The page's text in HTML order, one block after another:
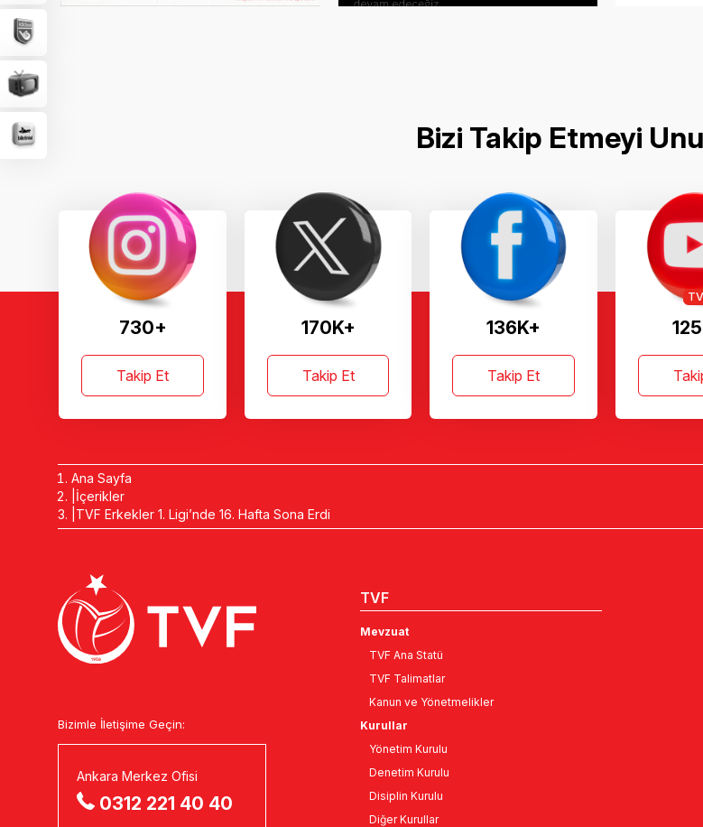
Bizi Takip Etmeyi
730+
Takip Et
170K+
Takip Et
136K+
Takip Et
Ana Sayfa
İçerikler
TVF Erkekler 1. Ligi’nde 16. Hafta Sona Erdi
Bizimle İletişime Geçin:
Ankara Merkez Ofisi
0312 221 40 40
TVF
Mevzuat
TVF Ana Statü
TVF Talimatlar
Kanun ve Yönetmelikler
Kurullar
Yönetim Kurulu
Denetim Kurulu
Disiplin Kurulu
Diğer Kurullar